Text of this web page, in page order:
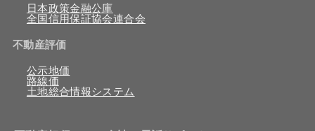
日本政策金融公庫
全国信用保証協会連合会
不動産評価
公示地価
路線価
土地総合情報システム